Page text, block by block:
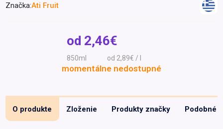
Drogéria a kozmetika
Domáci miláčikovia
Lekáreň
Značka:Ati Fruit
od 2,46€
850ml od 2,89€ / l
momentálne nedostupné
O produkte Zloženie Produkty značky Podobné